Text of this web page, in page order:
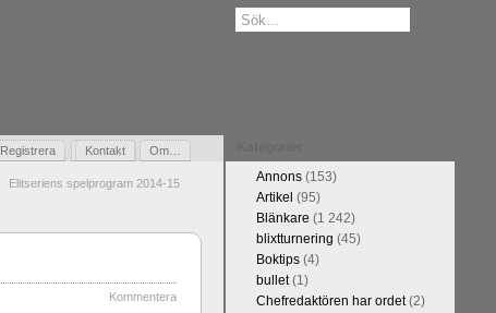
Registrera Kontakt Om…
Gästbok
Elitseriens spelprogram 2014-15
Kommentera
Annons(153)
Artikel (95)
Blänkare (1 242)
blixtturnering (45)
Boktips(4)
bullet(1)
Chefredaktören har ordet(2)